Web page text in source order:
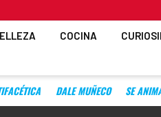
COCINA
DALE MUÑECO SE